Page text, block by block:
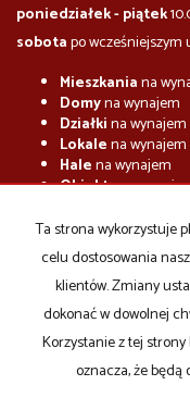
poniedziałek - piątek
sobotapo
Mieszkaniana
Domyna wynajem
Działkina wynajem
Lokalena wynajem
Halena wynajem
Obiektyna
Mieszkaniana
na sprzedaż
Działkina sprzedaż
Lokalena sprzedaż
Halena sprzedaż
Obiektyna
Ta strona wykorzystuje
celu dostosowania
klientów. Zmiany
dokonać w dowolnej
Korzystanie z tej
oznacza, że